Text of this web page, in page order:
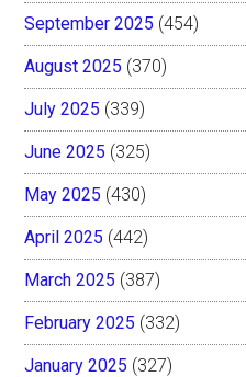
September 2025 (454)
August 2025 (370)
July 2025 (339)
June 2025 (325)
May 2025 (430)
April 2025 (442)
March 2025 (387)
February 2025 (332)
January 2025 (327)